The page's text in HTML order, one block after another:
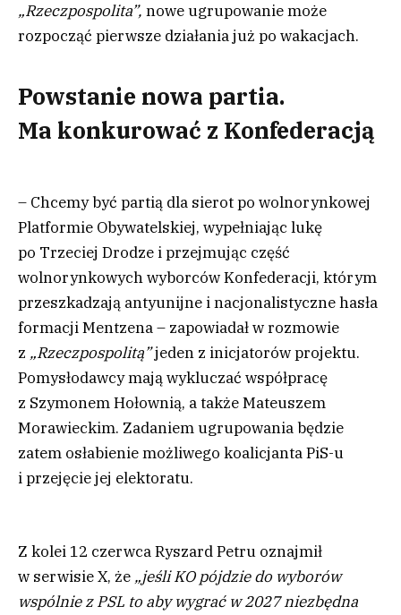
„Rzeczpospolita”, nowe ugrupowanie może
rozpocząć pierwsze działania już po wakacjach.
Powstanie nowa partia.
Ma konkurować z Konfederacją
– Chcemy być partią dla sierot po wolnorynkowej
Platformie Obywatelskiej, wypełniając lukę
po Trzeciej Drodze i przejmując część
wolnorynkowych wyborców Konfederacji, którym
przeszkadzają antyunijne i nacjonalistyczne hasła
formacji Mentzena – zapowiadał w rozmowie
z „Rzeczpospolitą”jeden z inicjatorów projektu.
Pomysłodawcy mają wykluczać współpracę
z Szymonem Hołownią, a także Mateuszem
Morawieckim. Zadaniem ugrupowania będzie
zatem osłabienie możliwego koalicjanta PiS-u
i przejęcie jej elektoratu.
Z kolei 12 czerwca Ryszard Petru oznajmił
w serwisie X, że „jeśli KO pójdzie do wyborów
wspólnie z PSL to aby wygrać w 2027 niezbędna